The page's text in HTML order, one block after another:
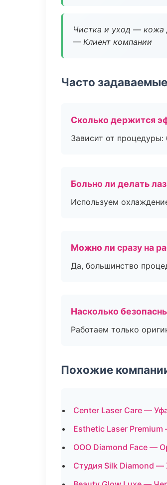
Чистка и уход — кожа
— Клиент компании
Часто
Сколько держится
Зависит от
Больно ли делать
Используем
Можно ли сразу на
Да, большинство
Насколько
Работаем только
Похожие
Center Laser Care —
Esthetic Laser
ООО Diamond Face —
Студия Silk Diamond —